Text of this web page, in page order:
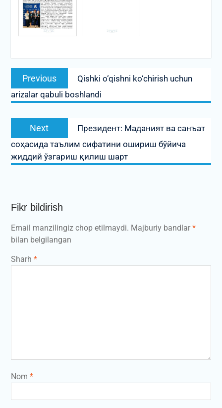
Post
menyusi
Previous
Previous
post:
Qishki o‘qishni ko‘chirish uchun
arizalar qabuli boshlandi
Next
post:
Президент: Маданият ва санъат
соҳасида таълим сифатини ошириш бўйича
жиддий ўзгариш қилиш шарт
Fikr bildirish
Email manzilingiz chop etilmaydi. Majburiy bandlar*
bilan belgilangan
Sharh *
Nom *